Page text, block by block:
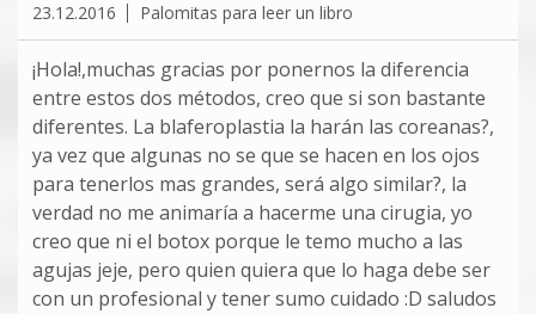
23.12.2016 Palomitas para leer un libro
¡Hola!,muchas gracias por ponernos la diferencia
entre estos dos métodos, creo que si son bastante
diferentes. La blaferoplastia la harán las coreanas?,
ya vez que algunas no se que se hacen en los ojos
para tenerlos mas grandes, será algo similar?, la
verdad no me animaría a hacerme una cirugia, yo
creo que ni el botox porque le temo mucho a las
agujas jeje, pero quien quiera que lo haga debe ser
con un profesional y tener sumo cuidado :D saludos